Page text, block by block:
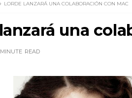
LORDE LANZARÁ UNA COLABORACIÓN CON MAC
una
MINUTE READ